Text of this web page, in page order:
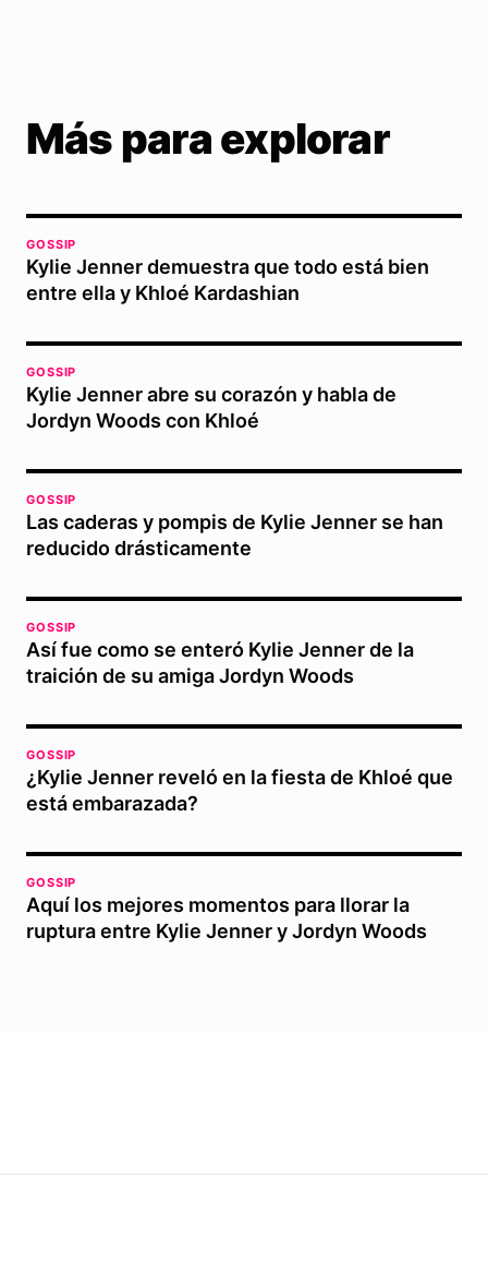
Más para explorar
GOSSIP
Kylie Jenner demuestra que todo está bien
entre ella y Khloé Kardashian
GOSSIP
Kylie Jenner abre su corazón y habla de
Jordyn Woods con Khloé
GOSSIP
Las caderas y pompis de Kylie Jenner se han
reducido drásticamente
GOSSIP
Así fue como se enteró Kylie Jenner de la
traición de su amiga Jordyn Woods
GOSSIP
¿Kylie Jenner reveló en la fiesta de Khloé que
está embarazada?
GOSSIP
Aquí los mejores momentos para llorar la
ruptura entre Kylie Jenner y Jordyn Woods